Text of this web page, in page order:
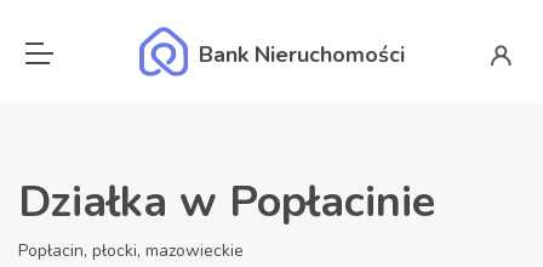
Bank Nieruchomości
Działka w Popłacinie
Popłacin, płocki, mazowieckie